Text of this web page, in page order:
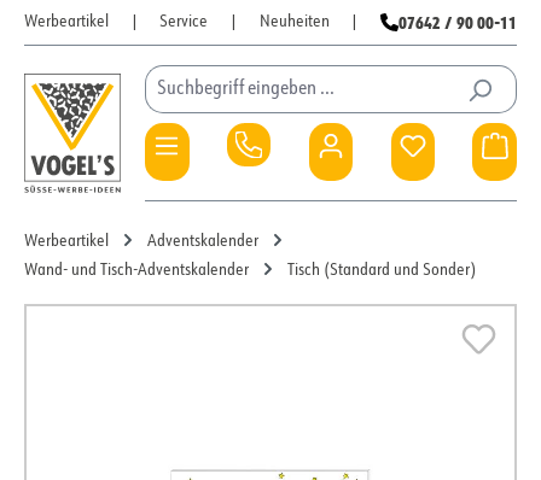
Zum Hauptinhalt springen
Werbeartikel Service Neuheiten 07642 / 90 00-11
Du hast 0
Werbeartikel
Adventskalender
Wand- und Tisch-Adventskalender
Tisch (Standard und Sonder)